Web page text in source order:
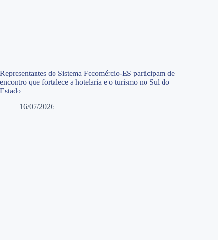
Representantes do Sistema Fecomércio-ES participam de
encontro que fortalece a hotelaria e o turismo no Sul do
Estado
16/07/2026